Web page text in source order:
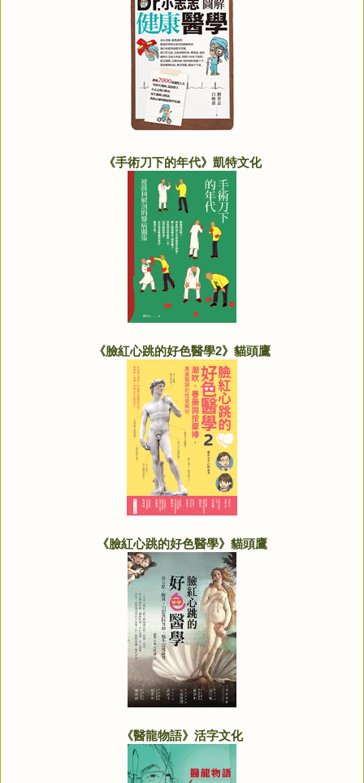
《手術刀下的年代》凱特文化
《臉紅心跳的好色醫學2》貓頭鷹
《臉紅心跳的好色醫學》貓頭鷹
《醫龍物語》活字文化